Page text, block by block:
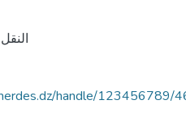
handle/123456789/